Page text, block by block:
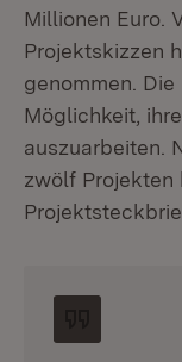
Millionen Euro.
Projektskizzen
genommen.
Möglichkeit,
auszuarbeiten.
zwölf